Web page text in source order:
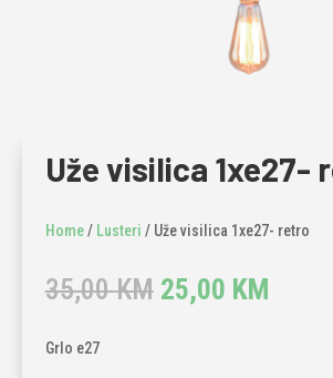
Uže visilica 1xe27-
Home/ Lusteri / Uže visilica 1xe27- retro
35,00KM Original
price
25,00 KM
Grlo e27